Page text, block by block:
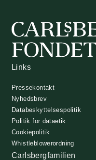
Links
Pressekontakt
Nyhedsbrev
Databeskyttelsespolitik
Politik for dataetik
Cookiepolitik
Whistleblowerordning
Carlsbergfamilien